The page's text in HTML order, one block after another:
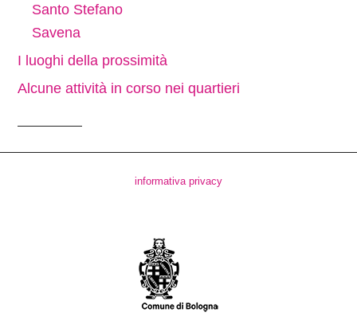
Santo Stefano
Savena
I luoghi della prossimità
Alcune attività in corso nei quartieri
informativa privacy